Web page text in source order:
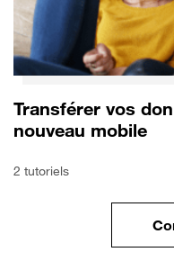
Transférer vos
nouveau mobile
2 tutoriels